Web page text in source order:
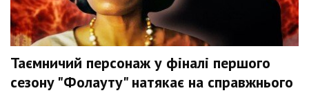
Таємничий персонаж у фіналі першого
сезону "Фолауту" натякає на справжнього